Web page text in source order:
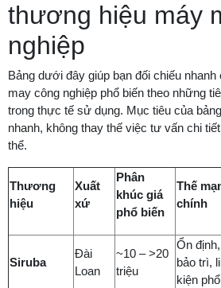
thương hiệu máy
nghiệp
Bảng dưới đây giúp bạn đối chiếu
may công nghiệp phổ biến theo những
trong thực tế sử dụng. Mục tiêu của
nhanh, không thay thế việc tư vấn chi
thể.
Thương
hiệu
Xuất
xứ
Phân
khúc giá
phổ biến
Thế
chính
Siruba
Đài
Loan
~10 – >20
triệu
Ổn
bảo trì,
kiện